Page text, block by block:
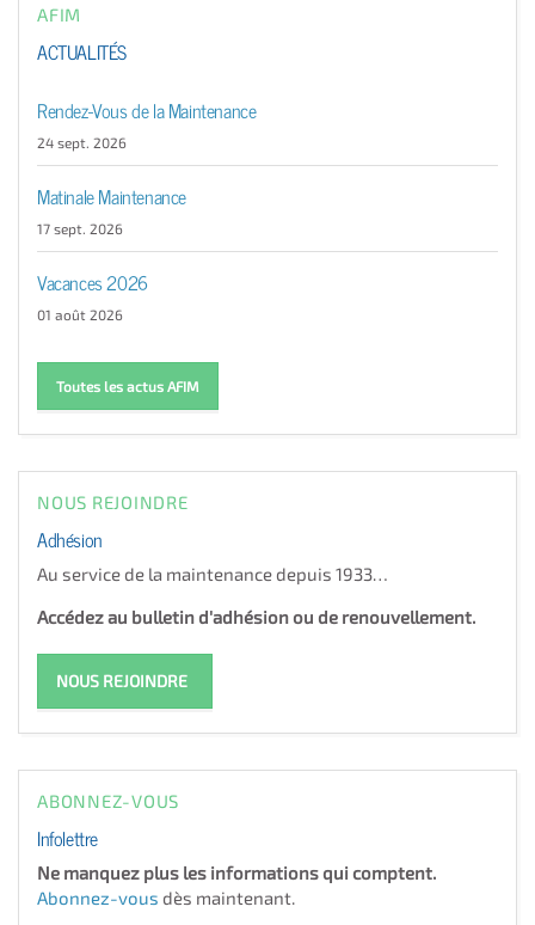
AFIM
ACTUALITÉS
Rendez-Vous de la Maintenance
24 sept. 2026
Matinale Maintenance
17 sept. 2026
Vacances 2026
01 août 2026
Toutes les actus AFIM
NOUS REJOINDRE
Adhésion
Au service de la maintenance depuis 1933…
Accédez au bulletin d'adhésion ou de renouvellement.
NOUS REJOINDRE
ABONNEZ-VOUS
Infolettre
Ne manquez plus les informations qui comptent.
Abonnez-vous dès maintenant.